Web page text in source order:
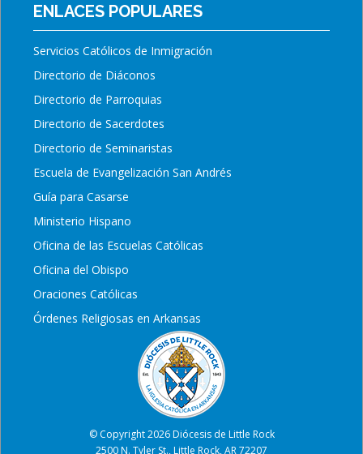
ENLACES POPULARES
Servicios Católicos de Inmigración
Directorio de Diáconos
Directorio de Parroquias
Directorio de Sacerdotes
Directorio de Seminaristas
Escuela de Evangelización San Andrés
Guía para Casarse
Ministerio Hispano
Oficina de las Escuelas Católicas
Oficina del Obispo
Oraciones Católicas
Órdenes Religiosas en Arkansas
© Copyright 2026 Diócesis de Little Rock
2500 N. Tyler St., Little Rock, AR 72207